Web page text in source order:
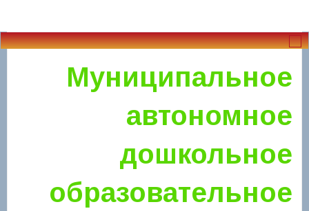
Муниципальное
автономное
дошкольное
образовательное